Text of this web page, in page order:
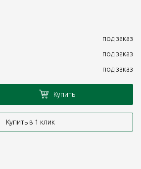
под заказ
под заказ
под заказ
Купить
Купить в 1 клик